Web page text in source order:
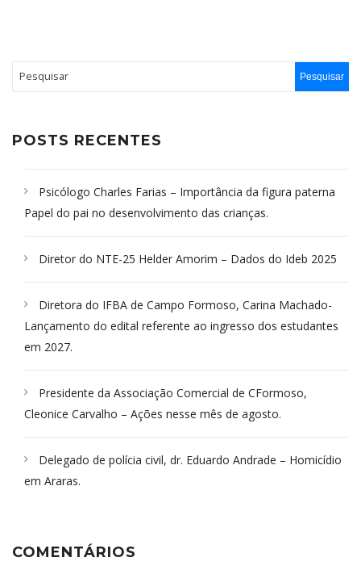
POSTS RECENTES
Psicólogo Charles Farias – Importância da figura paterna
Papel do pai no desenvolvimento das crianças.
Diretor do NTE-25 Helder Amorim – Dados do Ideb 2025
Diretora do IFBA de Campo Formoso, Carina Machado-
Lançamento do edital referente ao ingresso dos estudantes
em 2027.
Presidente da Associação Comercial de CFormoso,
Cleonice Carvalho – Ações nesse mês de agosto.
Delegado de polícia civil, dr. Eduardo Andrade – Homicídio
em Araras.
COMENTÁRIOS